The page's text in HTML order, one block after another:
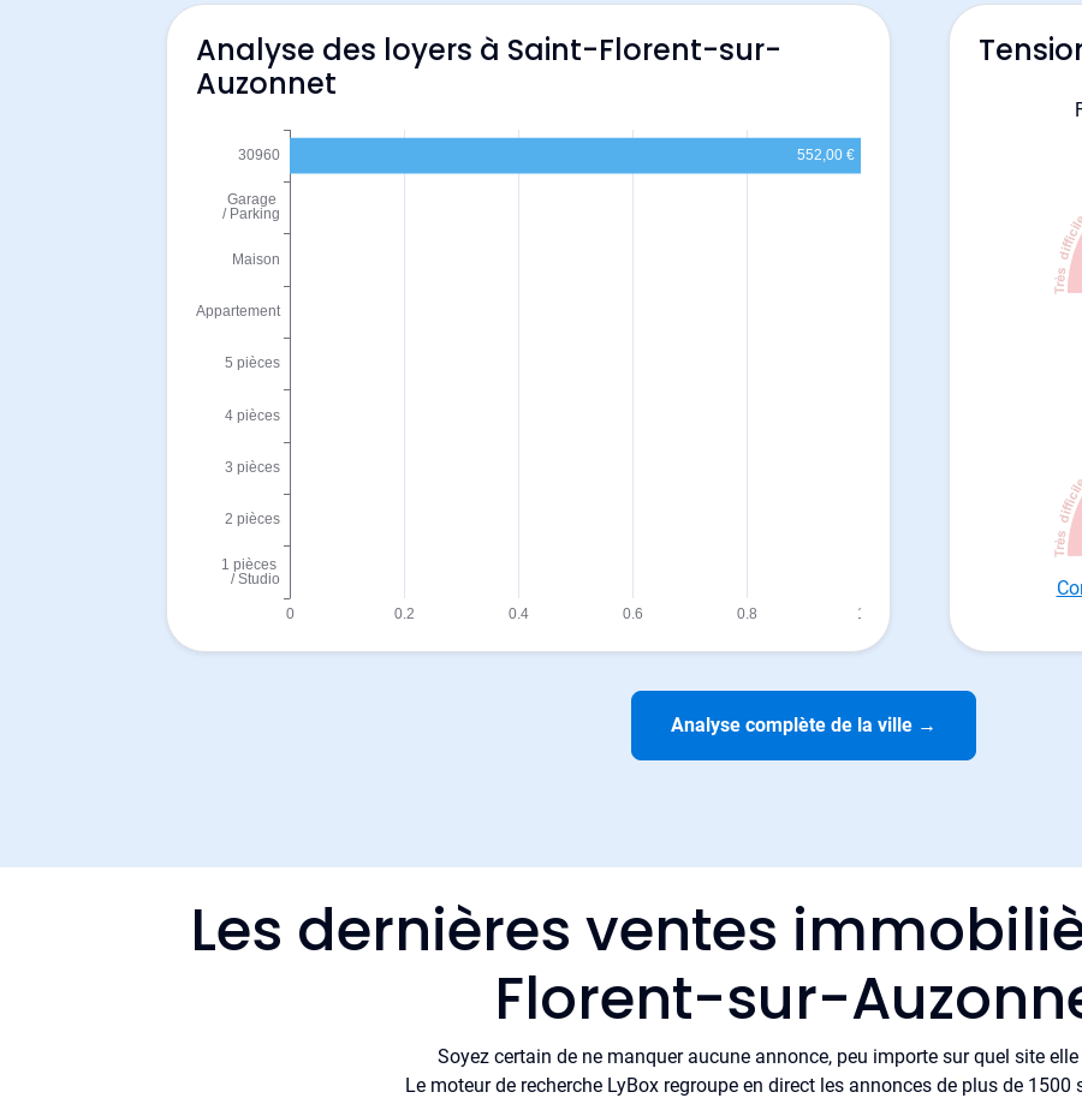
Analyse des loyers à Saint-Florent-sur-
Auzonnet
Analyse complète de la ville →
Les dernières ventes
Florent-sur-
Soyez certain de ne manquer aucune annonce, peu importe sur quel site
Le moteur de recherche LyBox regroupe en direct les annonces de plus de 1500